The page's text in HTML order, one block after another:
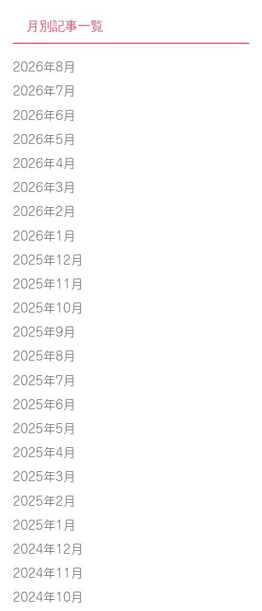
月別記事一覧
2026年8月
2026年7月
2026年6月
2026年5月
2026年4月
2026年3月
2026年2月
2026年1月
2025年12月
2025年11月
2025年10月
2025年9月
2025年8月
2025年7月
2025年6月
2025年5月
2025年4月
2025年3月
2025年2月
2025年1月
2024年12月
2024年11月
2024年10月